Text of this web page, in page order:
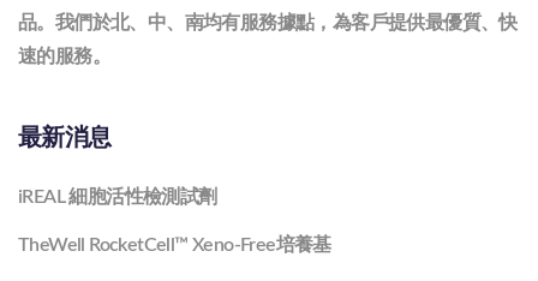
品。我們於北、中、南均有服務據點，為客戶提供最優質、快
速的服務。
最新消息
iREAL 細胞活性檢測試劑
TheWell RocketCell™ Xeno-Free培養基